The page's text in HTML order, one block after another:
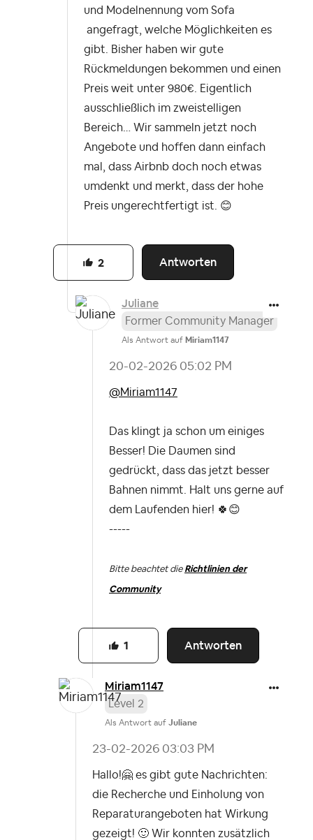
und Modelnennung vom Sofa
angefragt, welche Möglichkeiten es
gibt. Bisher haben wir gute
Rückmeldungen bekommen und einen
Preis weit unter 980€. Eigentlich
ausschließlich im zweistelligen
Bereich… Wir sammeln jetzt noch
Angebote und hoffen dann einfach
mal, dass Airbnb doch noch etwas
umdenkt und merkt, dass der hohe
Preis ungerechtfertigt ist. 😊
Antworten
2
Juliane
Former Community Manager
Als Antwort auf Miriam1147
‎20-02-2026 05:02 PM
@Miriam1147
Das klingt ja schon um einiges
Besser! Die Daumen sind
gedrückt, dass das jetzt besser
Bahnen nimmt. Halt uns gerne auf
dem Laufenden hier! 🍀 😊
-----
Bitte beachtet die Richtlinien der
Community
Antworten
1
Miriam1147
Level 2
Als Antwort auf Juliane
‎23-02-2026 03:03 PM
Hallo!🤗 es gibt gute Nachrichten:
die Recherche und Einholung von
Reparaturangeboten hat Wirkung
gezeigt! 🙂 Wir konnten zusätzlich